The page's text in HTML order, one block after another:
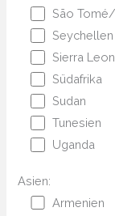
São
Seychellen
Sierra
Südafrika
Sudan
Tunesien
Uganda
Asien:
Armenien